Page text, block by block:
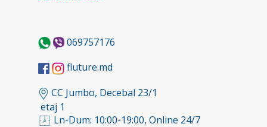
069757176
fluture.md
CC Jumbo, Decebal 23/1
etaj 1
Ln-Dum: 10:00-19:00, Online 24/7